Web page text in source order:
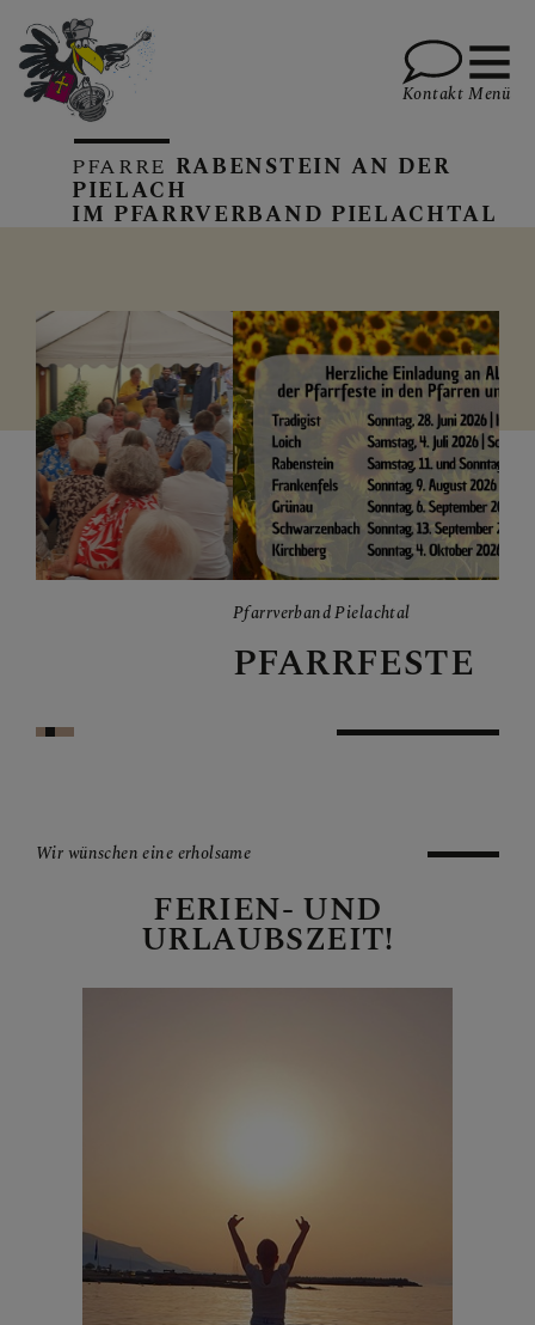
KALENDER
GOTTESDIENSTE
PFARRBRIEFE
ALLE BERICHTE
GRUPPEN & RUNDEN
PFARRKIRCHE
KARDINAL FRANZ
KÖNIG
PFARRE RABENSTEIN AN DER
PIELACH
IM PFARRVERBAND PIELACHTAL
Kontakt Menü
PFARRFESTE
Wir wünschen eine erholsame
FERIEN- UND
URLAUBSZEIT!